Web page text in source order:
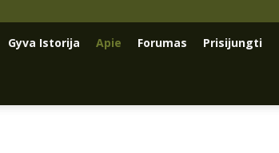
Gyva Istorija Apie Forumas Prisijungti